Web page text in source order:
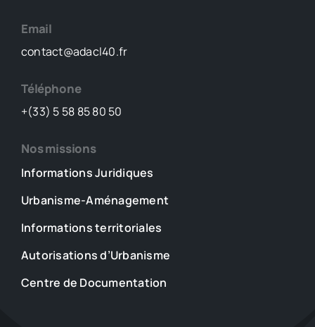
Email
contact@adacl40.fr
Téléphone
+(33) 5 58 85 80 50
Nos missions
Informations Juridiques
Urbanisme-Aménagement
Informations territoriales
Autorisations d’Urbanisme
Centre de Documentation